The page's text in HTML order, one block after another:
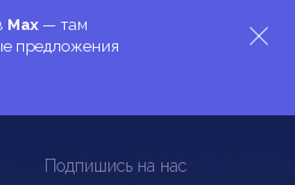
Max — там
предложения
Подпишись на нас